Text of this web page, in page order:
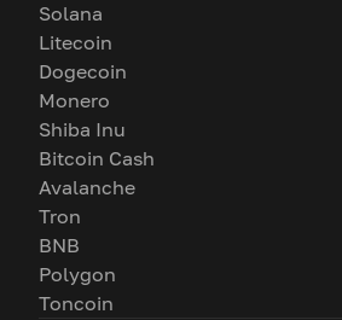
Solana
Litecoin
Dogecoin
Monero
Shiba Inu
Bitcoin Cash
Avalanche
Tron
BNB
Polygon
Toncoin